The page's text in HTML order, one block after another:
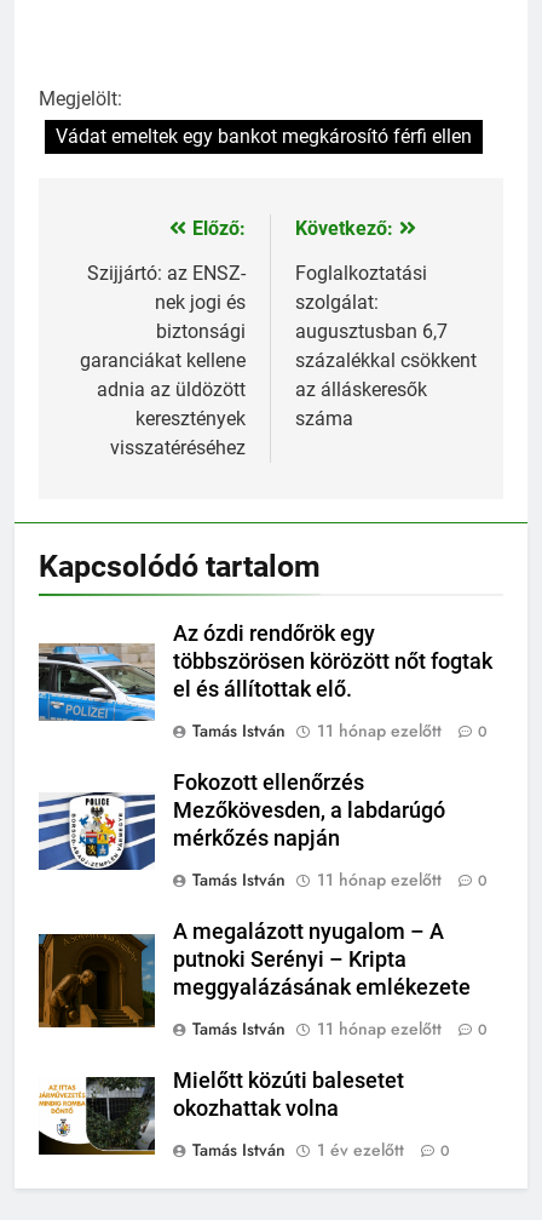
Megjelölt:
Vádat emeltek egy bankot megkárosító férfi ellen
Bejegyzés
navigáció
Előző:
Szijjártó: az ENSZ-
nek jogi és
biztonsági
garanciákat kellene
adnia az üldözött
keresztények
visszatéréséhez
Következő:
Foglalkoztatási
szolgálat:
augusztusban 6,7
százalékkal csökkent
az álláskeresők
száma
Kapcsolódó tartalom
Az ózdi rendőrök egy
többszörösen körözött nőt fogtak
el és állítottak elő.
Tamás István
11 hónap ezelőtt 0
Fokozott ellenőrzés
Mezőkövesden, a labdarúgó
mérkőzés napján
Tamás István
11 hónap ezelőtt 0
A megalázott nyugalom – A
putnoki Serényi – Kripta
meggyalázásának emlékezete
Tamás István
11 hónap ezelőtt 0
Mielőtt közúti balesetet
okozhattak volna
Tamás István
1 év ezelőtt 0